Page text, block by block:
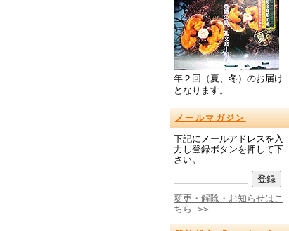
年２回（夏、冬）のお届け
となります。
メールマガジン
下記にメールアドレスを入
力し登録ボタンを押して下
さい。
変更・解除・お知らせはこ
ちら >>